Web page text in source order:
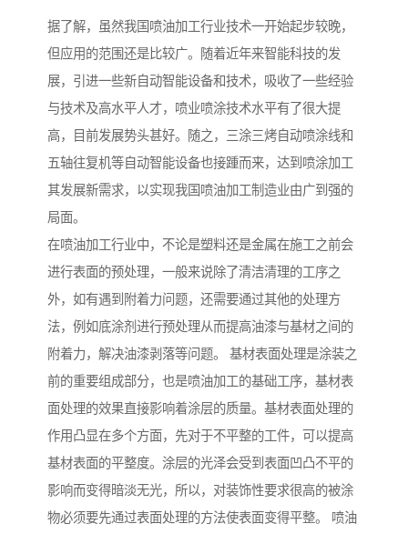
据了解，虽然我国喷油加工行业技术一开始起步较晚，
但应用的范围还是比较广。随着近年来智能科技的发
展，引进一些新自动智能设备和技术，吸收了一些经验
与技术及高水平人才，喷业喷涂技术水平有了很大提
高，目前发展势头甚好。随之，三涂三烤自动喷涂线和
五轴往复机等自动智能设备也接踵而来，达到喷涂加工
其发展新需求，以实现我国喷油加工制造业由广到强的
局面。
在喷油加工行业中，不论是塑料还是金属在施工之前会
进行表面的预处理，一般来说除了清洁清理的工序之
外，如有遇到附着力问题，还需要通过其他的处理方
法，例如底涂剂进行预处理从而提高油漆与基材之间的
附着力，解决油漆剥落等问题。 基材表面处理是涂装之
前的重要组成部分，也是喷油加工的基础工序，基材表
面处理的效果直接影响着涂层的质量。基材表面处理的
作用凸显在多个方面，先对于不平整的工件，可以提高
基材表面的平整度。涂层的光泽会受到表面凹凸不平的
影响而变得暗淡无光，所以，对装饰性要求很高的被涂
物必须要先通过表面处理的方法使表面变得平整。 喷油